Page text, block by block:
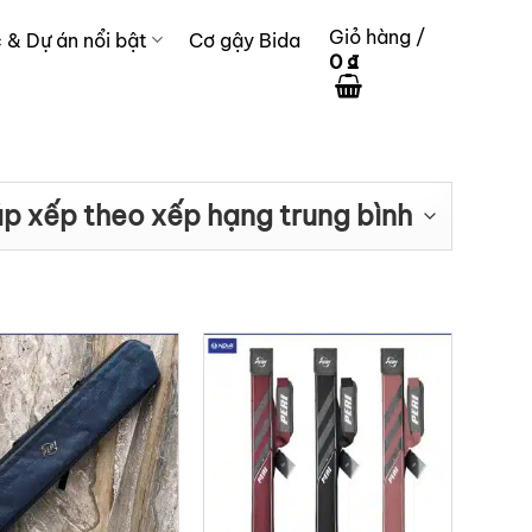
& Dự án nổi bật
Cơ gậy Bida
Giỏ hàng /
0₫